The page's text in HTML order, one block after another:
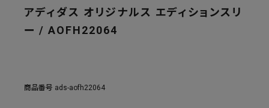
アディダス オリジナルス エディションスリ
ー / AOFH22064
商品番号 ads-aofh22064